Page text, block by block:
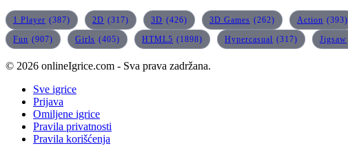
1 Player (387) 2D (317) 3D (426) 3D Games (262) Action (393)
Fun (907) Girls (405) HTML5 (1898) Hypercasual (317) Jigsaw
© 2026 onlineIgrice.com - Sva prava zadržana.
Sve igrice
Prijava
Omiljene igrice
Pravila privatnosti
Pravila korišćenja